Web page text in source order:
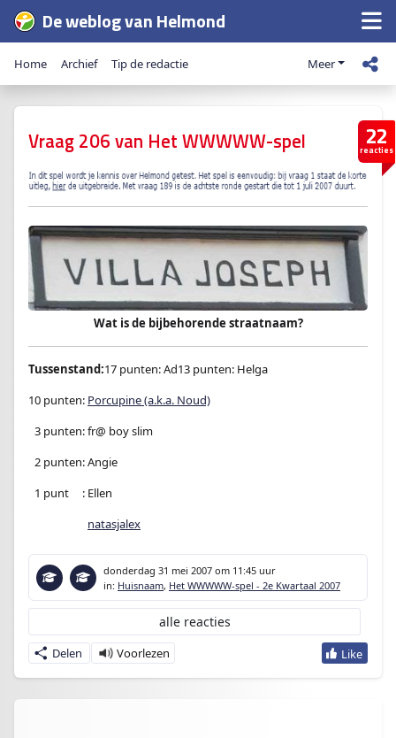
De weblog van Helmond
Home Archief Tip de redactie Meer
22
reacties
Vraag 206 van Het WWWWW-spel
Wat is de bijbehorende straatnaam?
Tussenstand:17 punten: Ad13 punten: Helga
10 punten: Porcupine (a.k.a. Noud)
3 punten: fr@ boy slim
2 punten: Angie
1 punt
: Ellen
natasjalex
donderdag 31 mei 2007 om 11:45 uur
in: Huisnaam, Het WWWWW-spel - 2e Kwartaal 2007
Delen
alle reacties